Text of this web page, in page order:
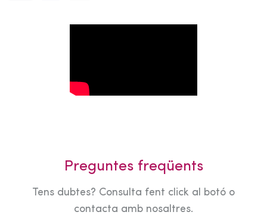
Preguntes freqüents
Tens dubtes? Consulta fent click al botó o
contacta amb nosaltres.